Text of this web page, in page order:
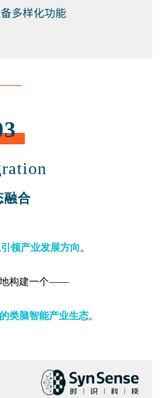
融合
领产业发展方向。
地构建一个——
类脑智能产业生态。